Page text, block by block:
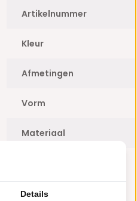
Artikelnummer
Kleur
Afmetingen
Vorm
Materiaal
Details